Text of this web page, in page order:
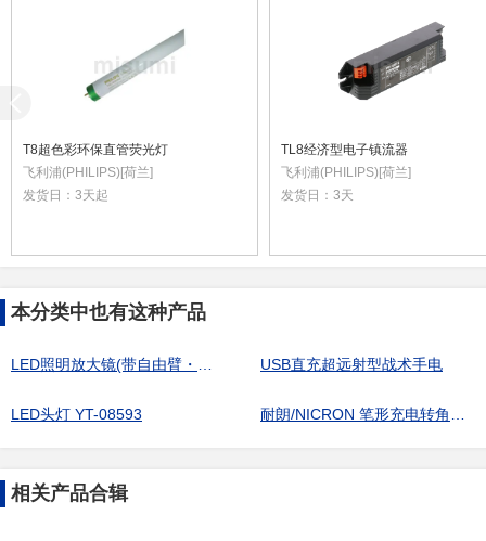
T8超色彩环保直管荧光灯
飞利浦(PHILIPS)[荷兰]
发货日： 3天起
TL8经济型电子镇流器
飞利浦(PHILIPS)[荷兰]
发货日： 3天
本分类中也有这种产品
USB直充超远射型战术手电
LED头灯 YT-08593
相关产品合辑